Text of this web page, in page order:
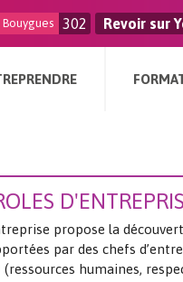
Bouygues 302 Revoir sur
propose la
par des chefs
humaines,